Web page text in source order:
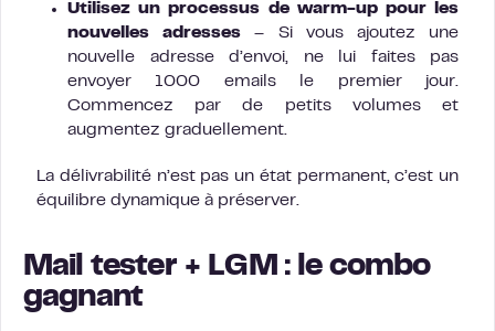
Utilisez un processus de warm-up pour les
nouvelles adresses – Si vous ajoutez une
nouvelle adresse d’envoi, ne lui faites pas
envoyer 1000 emails le premier jour.
Commencez par de petits volumes et
augmentez graduellement.
La délivrabilité n’est pas un état permanent, c’est un
équilibre dynamique à préserver.
Mail tester + LGM : le combo
gagnant